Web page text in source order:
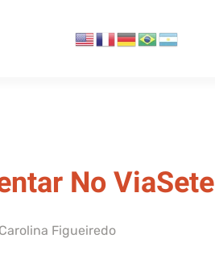
No ViaSete
Carolina Figueiredo